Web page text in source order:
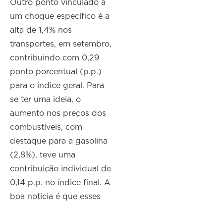
Outro ponto vinculado a
um choque específico é a
alta de 1,4% nos
transportes, em setembro,
contribuindo com 0,29
ponto porcentual (p.p.)
para o índice geral. Para
se ter uma ideia, o
aumento nos preços dos
combustíveis, com
destaque para a gasolina
(2,8%), teve uma
contribuição individual de
0,14 p.p. no índice final. A
boa notícia é que esses